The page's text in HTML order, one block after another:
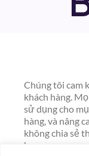
Chúng tôi cam
khách hàng.
sử dụng cho
hàng, và nâng
không chia sẻ
ba.